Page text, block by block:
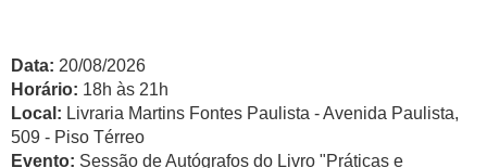
Data: 20/08/2026
Horário: 18h às 21h
Local: Livraria Martins Fontes Paulista - Avenida Paulista,
509 - Piso Térreo
Evento: Sessão de Autógrafos do Livro "Práticas e